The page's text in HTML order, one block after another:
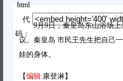
html
代
码：
9月9日，秦皇岛东山浴场上
议。秦皇岛 市民王先生把自己
娃的身体。
【编辑:康登淋】